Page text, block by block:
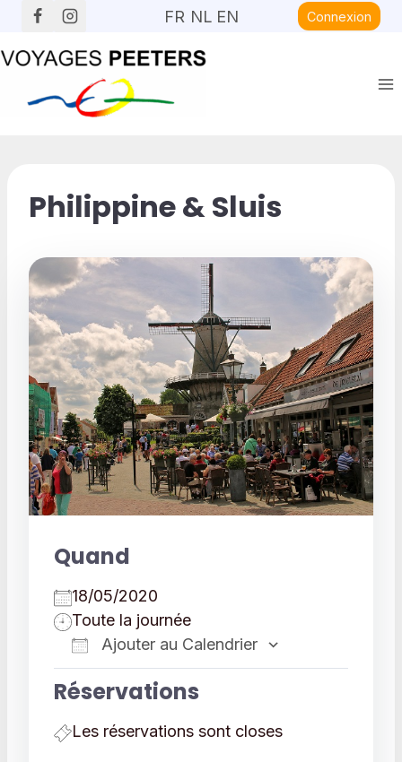
contenu
FR NL EN Connexion
Philippine & Sluis
Quand
18/05/2020
Toute la journée
Ajouter au Calendrier
Réservations
Les réservations sont closes